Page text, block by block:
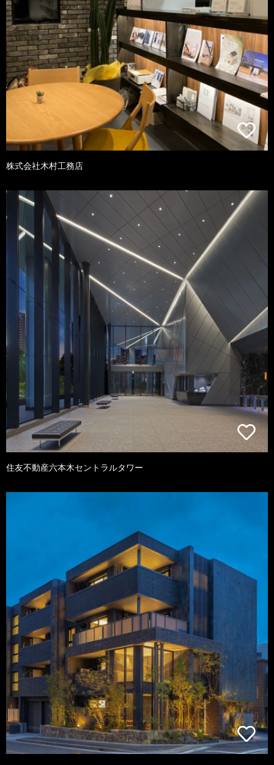
株式会社木村工務店
住友不動産六本木セントラルタワー